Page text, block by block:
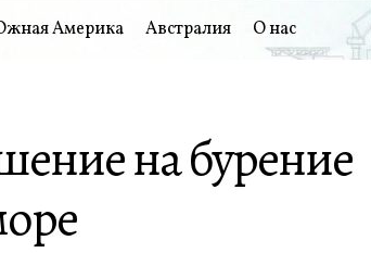
Америка Австралия О нас
на бурение